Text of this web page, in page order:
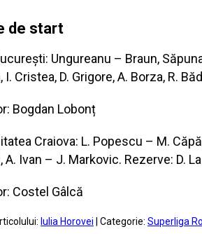
de start
Ungureanu – Braun,
I. Cristea, D. Grigore, A. Borza, R.
Bogdan Lobonț
Craiova: L. Popescu – M.
A. Ivan – J. Markovic. Rezerve: D.
Costel Gâlcă
Iulia Horovei | Categorie: Superliga